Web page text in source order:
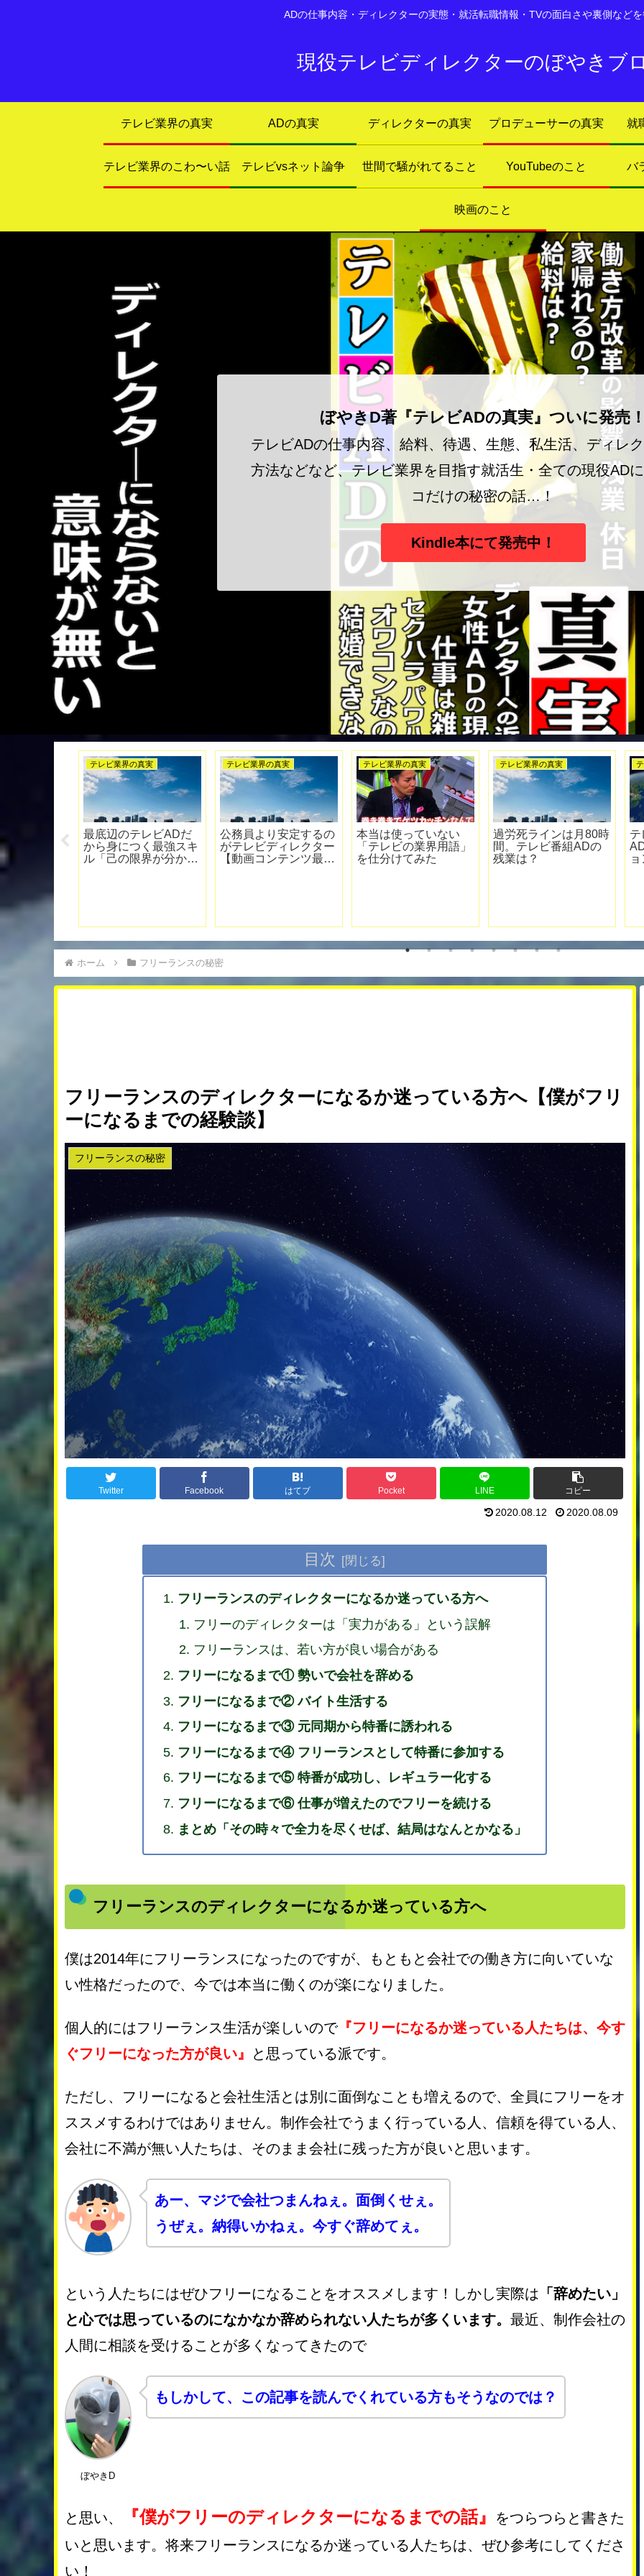
ADの仕事内容・ディレクターの実態・就活転職情報・TVの面白さや裏側など
現役テレビディレクターのぼやきブ
テレビ業界の真実 ADの真実 ディレクターの真実 プロデューサーの真実 就
テレビ業界のこわ〜い話 テレビvsネット論争 世間で騒がれてること YouTubeのこと バ
映画のこと
ぼやきD著『テレビADの真実』ついに発売
テレビADの仕事内容、給料、待遇、生態、私生活、ディレ
方法などなど、テレビ業界を目指す就活生・全ての現役AD
コだけの秘密の話…！
Kindle本にて発売中！
。映像学科
校に通う必要
？【就職】
テレビ業界の真実
テレビの「演出」と
「やらせ」の違いと
は。境界線をディレク
テレビ業界の真実
【崩壊】やばい特番に
巻き込まれると大変な
ことになる件
テレビvsネット論争
パワハラ防止法 施行！
テレビ業界の実態と照
らし合わせてみた【定
ディレクターの真実
フリーランスのテレビ
ディレクターに向いて
いる人の特徴・性格
ホーム フリーランスの秘密
フリーランスのディレクターになるか迷っている方へ【僕がフリ
ーになるまでの経験談】
フリーランスの秘密
Twitter Facebook はてブ Pocket LINE コピー
2020.08.12 2020.08.09
目次
フリーランスのディレクターになるか迷っている方へ
フリーのディレクターは「実力がある」という誤解
フリーランスは、若い方が良い場合がある
フリーになるまで① 勢いで会社を辞める
フリーになるまで② バイト生活する
フリーになるまで③ 元同期から特番に誘われる
フリーになるまで④ フリーランスとして特番に参加する
フリーになるまで⑤ 特番が成功し、レギュラー化する
フリーになるまで⑥ 仕事が増えたのでフリーを続ける
まとめ「その時々で全力を尽くせば、結局はなんとかなる」
フリーランスのディレクターになるか迷っている方へ
僕は2014年にフリーランスになったのですが、もともと会社での働き方に向いていな
い性格だったので、今では本当に働くのが楽になりました。
個人的にはフリーランス生活が楽しいので『フリーになるか迷っている人たちは、今す
ぐフリーになった方が良い』
と思っている派です。
ただし、フリーになると会社生活とは別に面倒なことも増えるので、全員にフリーをオ
ススメするわけではありません。制作会社でうまく行っている人、信頼を得ている人、
会社に不満が無い人たちは、そのまま会社に残った方が良いと思います。
あー、マジで会社つまんねぇ。面倒くせぇ。
うぜぇ。納得いかねぇ。今すぐ辞めてぇ。
という人たちにはぜひフリーになることをオススメします！しかし実際は 「辞めたい」
と心では思っているのになかなか辞められない人たちが多くいます。 最近、制作会社の
人間に相談を受けることが多くなってきたので
ぼやきD
もしかして、この記事を読んでくれている方もそうなのでは？
と思い、 『僕がフリーのディレクターになるまでの話』
をつらつらと書きた
いと思います。将来フリーランスになるか迷っている人たちは、ぜひ参考にしてくださ
い！